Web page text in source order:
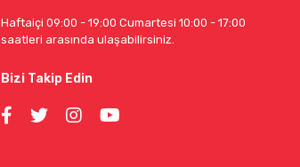
Haftaiçi 09:00 - 19:00 Cumartesi 10:00 - 17:00
saatleri arasında ulaşabilirsiniz.
Bizi Takip Edin